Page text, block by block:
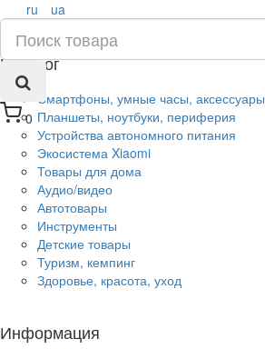
0
ru ua
Каталог
Смартфоны, умные часы, аксессуары
Планшеты, ноутбуки, периферия
Устройства автономного питания
Экосистема Xiaomi
Товары для дома
Аудио/видео
Автотовары
Инструменты
Детские товары
Туризм, кемпинг
Здоровье, красота, уход
Информация